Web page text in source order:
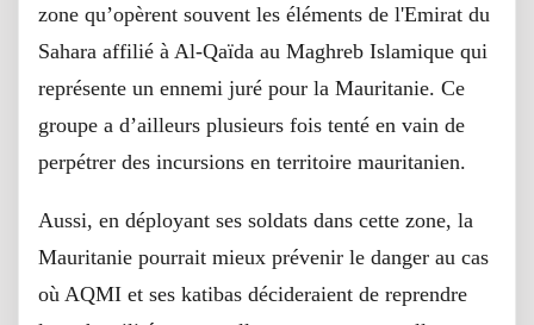
zone qu’opèrent souvent les éléments de l'Emirat du
Sahara affilié à Al-Qaïda au Maghreb Islamique qui
représente un ennemi juré pour la Mauritanie. Ce
groupe a d’ailleurs plusieurs fois tenté en vain de
perpétrer des incursions en territoire mauritanien.
Aussi, en déployant ses soldats dans cette zone, la
Mauritanie pourrait mieux prévenir le danger au cas
où AQMI et ses katibas décideraient de reprendre